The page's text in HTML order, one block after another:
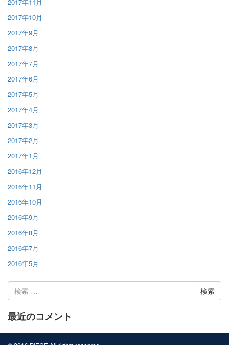
2017年10月
2017年9月
2017年8月
2017年7月
2017年6月
2017年5月
2017年4月
2017年3月
2017年2月
2017年1月
2016年12月
2016年11月
2016年10月
2016年9月
2016年8月
2016年7月
2016年5月
索:
最近のコメント